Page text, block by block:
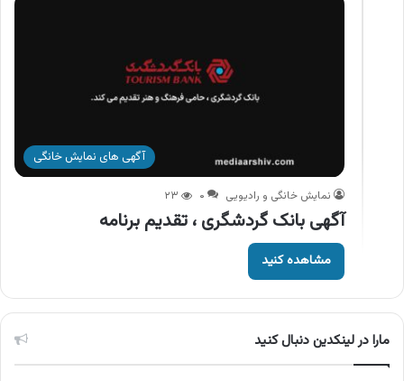
آگهی های نمایش خانگی
نمایش خانگی و رادیویی ۰ ۲۳
آگهی بانک گردشگری ، تقدیم برنامه
مشاهده کنید
مارا در لینکدین دنبال کنید